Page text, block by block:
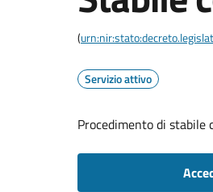
(
Servizio attivo
Procedimento di stabile